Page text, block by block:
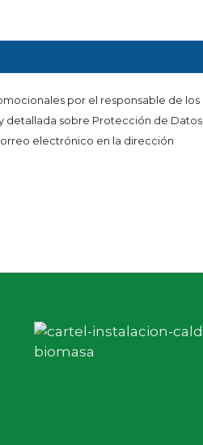
por el responsable de los
detallada sobre Protección de Datos
electrónico en la dirección